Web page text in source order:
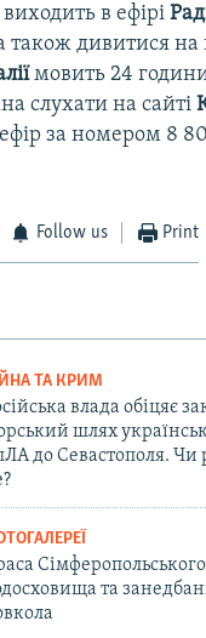
в ефірі
також дивитися
мовить 24
слухати на сайті
за номером 8
Follow us Print
ТА КРИМ
влада обіцяє
шлях
до Севастополя. Чи
Сімферопольського
та